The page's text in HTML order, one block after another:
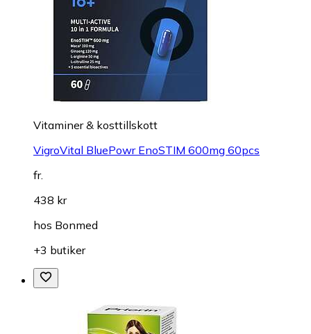
Vitaminer & kosttillskott
VigroVital BluePowr EnoSTIM 600mg 60pcs
fr.
438 kr
hos Bonmed
+3 butiker